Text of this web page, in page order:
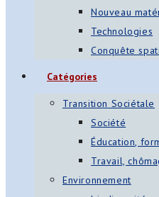
Nouveau
Technologies
Conquête
Catégories
Transition Sociétale
Société
Éducation,
Travail,
Environnement